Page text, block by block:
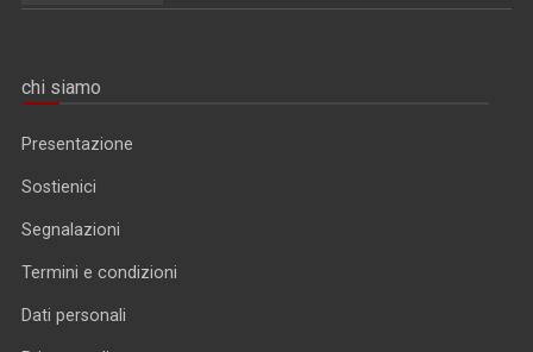
chi siamo
Presentazione
Sostienici
Segnalazioni
Termini e condizioni
Dati personali